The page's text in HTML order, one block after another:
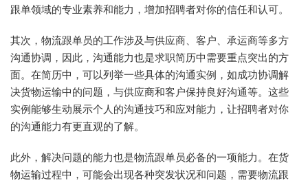
跟单领域的专业素养和能力，增加招聘者对你的信任和认可。
其次，物流跟单员的工作涉及与供应商、客户、承运商等多方
沟通协调，因此，沟通能力也是求职简历中需要重点突出的方
面。在简历中，可以列举一些具体的沟通实例，如成功协调解
决货物运输中的问题，与供应商和客户保持良好沟通等。这些
实例能够生动展示个人的沟通技巧和应对能力，让招聘者对你
的沟通能力有更直观的了解。
此外，解决问题的能力也是物流跟单员必备的一项能力。在货
物运输过程中，可能会出现各种突发状况和问题，需要物流跟